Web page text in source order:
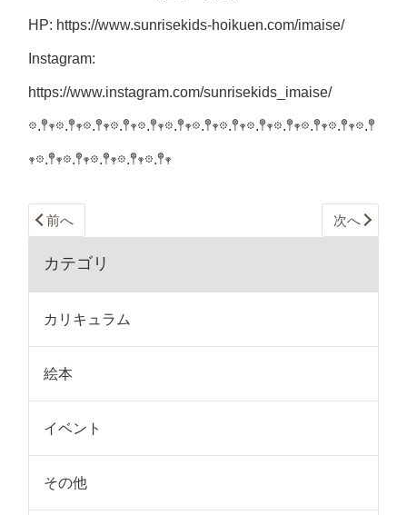
HP: https://www.sunrisekids-hoikuen.com/imaise/
Instagram:
https://www.instagram.com/sunrisekids_imaise/
𖡼.𖤣𖥧𖡼.𖤣𖥧𖡼.𖤣𖥧𖡼.𖤣𖥧𖡼.𖤣𖥧𖡼.𖤣𖥧𖡼.𖤣𖥧𖡼.𖤣𖥧𖡼.𖤣𖥧𖡼.𖤣𖥧𖡼.𖤣𖥧𖡼.𖤣𖥧𖡼.𖤣
𖥧𖡼.𖤣𖥧𖡼.𖤣𖥧𖡼.𖤣𖥧𖡼.𖤣𖥧𖡼.𖤣𖥧
前へ 次へ
カテゴリ
カリキュラム
絵本
イベント
その他